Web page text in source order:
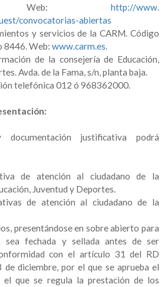
Web: http://www.
convocatorias-abiertas
y servicios de la CARM. Código
8446. Web: www.carm.es.
de la consejería de Educación,
Avda. de la Fama, s/n, planta baja.
telefónica 012 ó 968362000.
justificativa podrá
de atención al ciudadano de la
Juventud y Deportes.
de atención al ciudadano de la
presentándose en sobre abierto para
sea fechada y sellada antes de ser
con el artículo 31 del RD
diciembre, por el que se aprueba el
el que se regula la prestación de los